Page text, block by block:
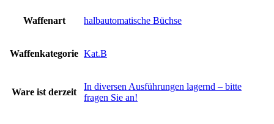
Waffenart halbautomatische Büchse
Waffenkategorie Kat.B
Ware ist derzeit
In diversen Ausführungen lagernd – bitte
fragen Sie an!